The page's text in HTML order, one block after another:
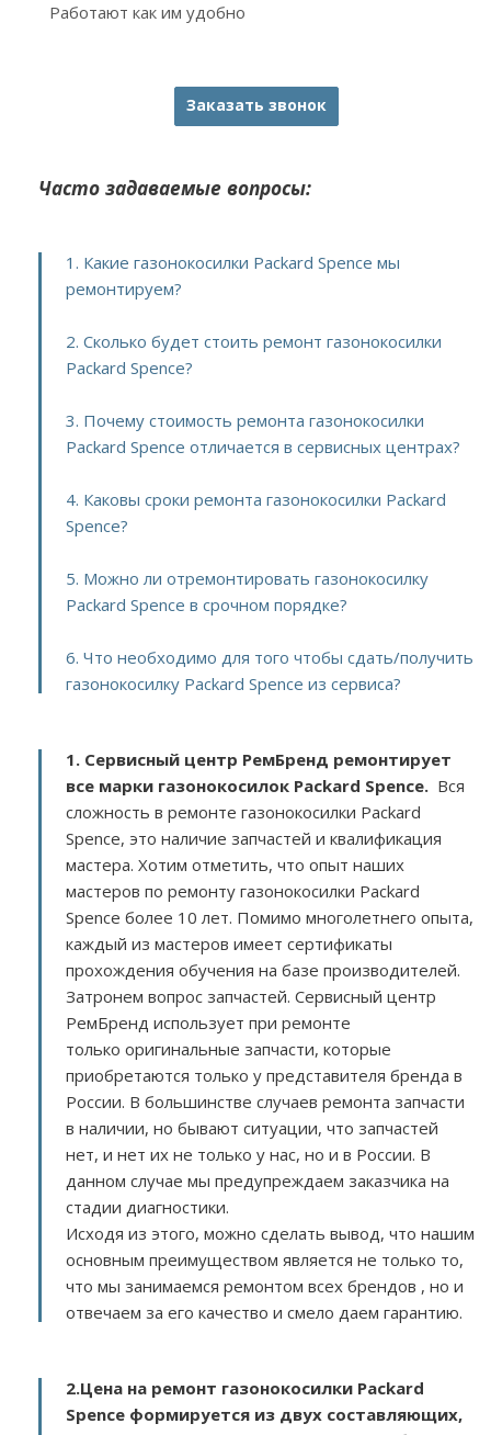
Работают как им удобно
Заказать звонок
Часто задаваемые вопросы:
1. Какие газонокосилки Packard Spence мы
ремонтируем?
2. Сколько будет стоить ремонт газонокосилки
Packard Spence?
3. Почему стоимость ремонта газонокосилки
Packard Spence отличается в сервисных центрах?
4. Каковы сроки ремонта газонокосилки Packard
Spence?
5. Можно ли отремонтировать газонокосилку
Packard Spence в срочном порядке?
6. Что необходимо для того чтобы сдать/получить
газонокосилку Packard Spence из сервиса?
1. Сервисный центр РемБренд ремонтирует
все марки газонокосилок Packard Spence. Вся
сложность в ремонте газонокосилки Packard
Spence, это наличие запчастей и квалификация
мастера. Хотим отметить, что опыт наших
мастеров по ремонту газонокосилки Packard
Spence более 10 лет. Помимо многолетнего опыта,
каждый из мастеров имеет сертификаты
прохождения обучения на базе производителей.
Затронем вопрос запчастей. Сервисный центр
РемБренд использует при ремонте
только оригинальные запчасти, которые
приобретаются только у представителя бренда в
России. В большинстве случаев ремонта запчасти
в наличии, но бывают ситуации, что запчастей
нет, и нет их не только у нас, но и в России. В
данном случае мы предупреждаем заказчика на
стадии диагностики.
Исходя из этого, можно сделать вывод, что нашим
основным преимуществом является не только то,
что мы занимаемся ремонтом всех брендов , но и
отвечаем за его качество и смело даем гарантию.
2.Цена на ремонт газонокосилки Packard
Spence формируется из двух составляющих,